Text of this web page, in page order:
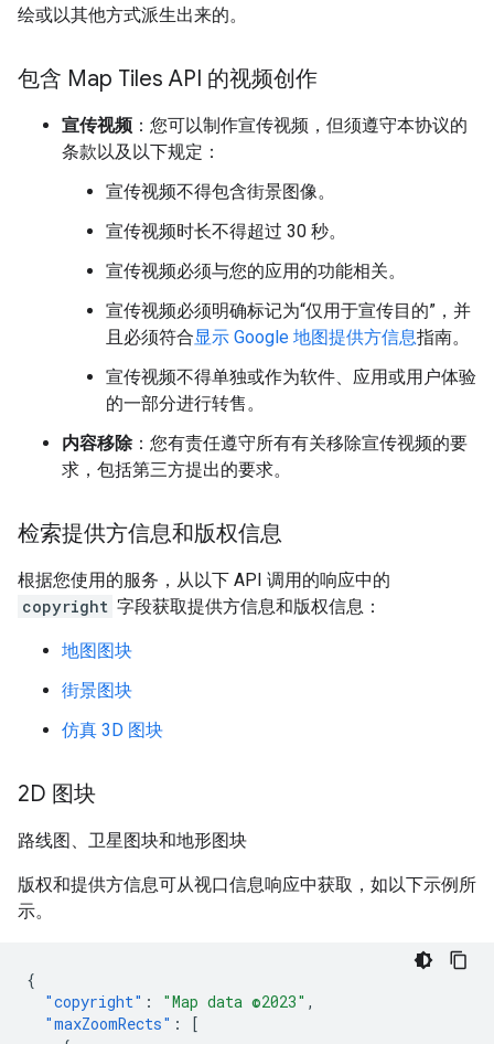
绘或以其他方式派生出来的。
包含 Map Tiles API 的视频创作
宣传视频 ：您可以制作宣传视频，但须遵守本协议的
条款以及以下规定：
宣传视频不得包含街景图像。
宣传视频时长不得超过 30 秒。
宣传视频必须与您的应用的功能相关。
宣传视频必须明确标记为“仅用于宣传目的”，并
且必须符合显示 Google 地图提供方信息指南。
宣传视频不得单独或作为软件、应用或用户体验
的一部分进行转售。
内容移除：您有责任遵守所有有关移除宣传视频的要
求，包括第三方提出的要求。
检索提供方信息和版权信息
根据您使用的服务，从以下 API 调用的响应中的
copyright 字段获取提供方信息和版权信息：
地图图块
街景图块
仿真 3D 图块
2D 图块
路线图、卫星图块和地形图块
版权和提供方信息可从视口信息响应中获取，如以下示例所
示。
{
"copyright" : "Map data ©2023" ,
"maxZoomRects" :
[